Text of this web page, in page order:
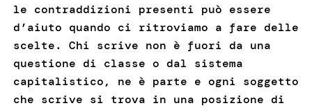
le contraddizioni presenti può essere
d’aiuto quando ci ritroviamo a fare delle
scelte. Chi scrive non è fuori da una
questione di classe o dal sistema
capitalistico, ne è parte e ogni soggetto
che scrive si trova in una posizione di